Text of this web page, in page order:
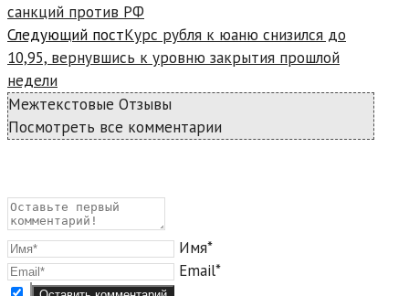
санкций против РФ
Следующий постКурс рубля к юаню снизился до
10,95, вернувшись к уровню закрытия прошлой
недели
Межтекстовые Отзывы
Посмотреть все комментарии
Имя*
Email*